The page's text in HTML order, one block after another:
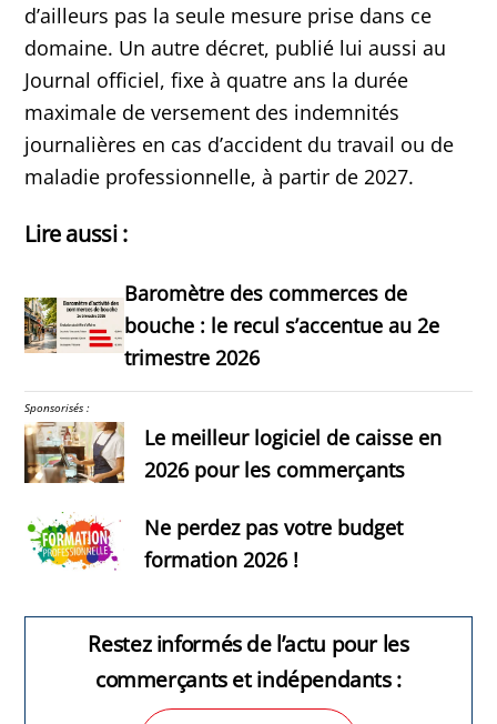
d’ailleurs pas la seule mesure prise dans ce
domaine. Un autre décret, publié lui aussi au
Journal officiel, fixe à quatre ans la durée
maximale de versement des indemnités
journalières en cas d’accident du travail ou de
maladie professionnelle, à partir de 2027.
Lire aussi :
Baromètre des commerces de
bouche : le recul s’accentue au 2e
trimestre 2026
Sponsorisés :
Le meilleur logiciel de caisse en
2026 pour les commerçants
Ne perdez pas votre budget
formation 2026 !
Restez informés de l’actu pour les
commerçants et indépendants :